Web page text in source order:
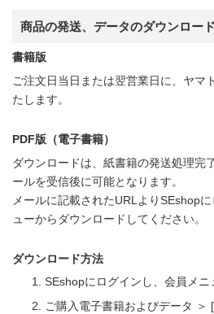
商品の発送、データのダウンロー
書籍版
ご注文日当日または翌営業日に、ヤマ
たします。
PDF版（電子書籍）
ダウンロードは、紙書籍の発送処理完
ールを受信後に可能となります。
メールに記載されたURLよりSEshop
ューからダウンロードしてください。
ダウンロード方法
SEshopにログインし、会員メニ
ご購入電子書籍およびデータ ＞